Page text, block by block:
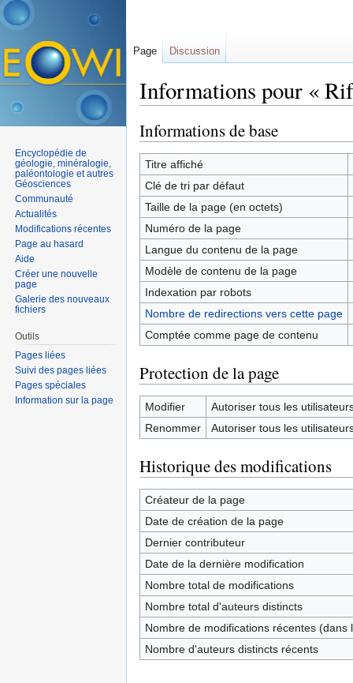
Informations pour «
Informations de base
Titre affiché
Clé de tri par défaut
Taille de la page (en octets)
Numéro de la page
Langue du contenu de la page
Modèle de contenu de la page
Indexation par robots
Nombre de redirections vers cette page
Comptée comme page de contenu
Protection de la page
Modifier
Autoriser tous les
Renommer
Autoriser tous les
Historique des modifications
Créateur de la page
Date de création de la page
Dernier contributeur
Date de la dernière modification
Nombre total de modifications
Nombre total d'auteurs distincts
Nombre de modifications récentes (dans
Nombre d'auteurs distincts récents
Page Discussion
Encyclopédie de
géologie, minéralogie,
paléontologie et autres
Géosciences
Communauté
Actualités
Modifications récentes
Page au hasard
Aide
Créer une nouvelle
page
Galerie des nouveaux
fichiers
Outils
Pages liées
Suivi des pages liées
Pages spéciales
Information sur la page